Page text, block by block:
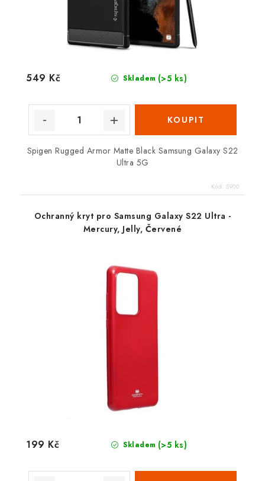
Skladem (>5 ks)
549 Kč
Spigen Rugged Armor Matte Black Samsung Galaxy S22
Ultra 5G
Kód: 5900
Ochranný kryt pro Samsung Galaxy S22 Ultra -
Mercury, Jelly, Červené
Skladem (>5 ks)
199 Kč